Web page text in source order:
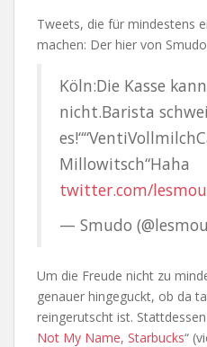
Tweets, die für mindestens
machen: Der hier von
Köln:Die Kasse
nicht.Barista
Millowitsch“Haha
twitter.com/
— Smudo
Um die Freude nicht zu
genauer hingeguckt, ob da
reingerutscht ist.
Not My Name, Starbucks“